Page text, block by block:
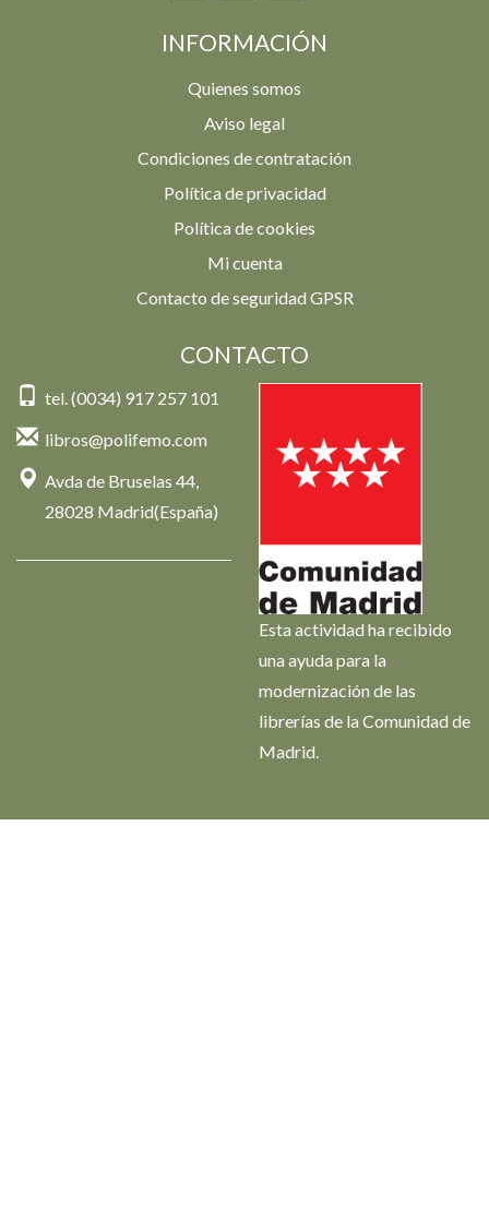
INFORMACIÓN
Quienes somos
Aviso legal
Condiciones de contratación
Política de privacidad
Política de cookies
Mi cuenta
Contacto de seguridad GPSR
CONTACTO
tel. (0034) 917 257 101
libros@polifemo.com
Avda de Bruselas 44,
28028 Madrid(España)
Esta actividad ha recibido
una ayuda para la
modernización de las
librerías de la Comunidad de
Madrid.